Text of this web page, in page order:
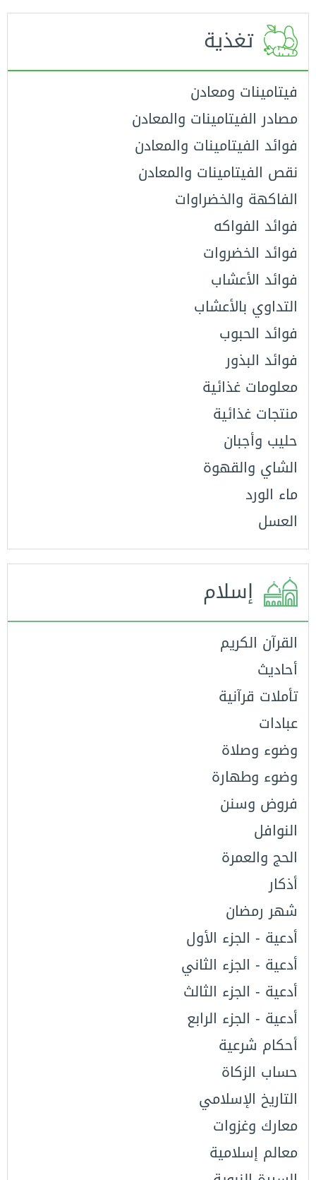
تغذية
فيتامينات ومعادن
مصادر الفيتامينات والمعادن
فوائد الفيتامينات والمعادن
نقص الفيتامينات والمعادن
الفاكهة والخضراوات
فوائد الفواكه
فوائد الخضروات
فوائد الأعشاب
التداوي باﻷعشاب
فوائد الحبوب
فوائد البذور
معلومات غذائية
منتجات غذائية
حليب وأجبان
الشاي والقهوة
ماء الورد
العسل
إسلام
القرآن الكريم
أحاديث
تأملات قرآنية
عبادات
وضوء وصلاة
وضوء وطهارة
فروض وسنن
النوافل
الحج والعمرة
أذكار
شهر رمضان
أدعية - الجزء الأول
أدعية - الجزء الثاني
أدعية - الجزء الثالث
أدعية - الجزء الرابع
أحكام شرعية
حساب الزكاة
التاريخ اﻹسلامي
معارك وغزوات
معالم إسلامية